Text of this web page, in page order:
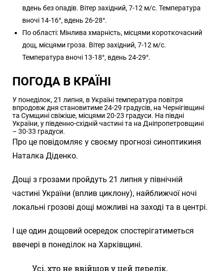
вдень без опадів. Вітер західний, 7-12 м/с. Температура
вночі 14-16°, вдень 26-28°.
По області: Мінлива хмарність, місцями короткочасний
дощ, місцями гроза. Вітер західний, 7-12 м/с.
Температура вночі 13-18°, вдень 24-29°.
ПОГОДА В КРАЇНІ
У понеділок, 21 липня, в Україні температура повітря
впродовж дня становитиме 24-29 градусів, на Чернігівщині
та Сумщині свіжіше, місцями 20-23 градуси. На півдні
України, у південно-східній частині та на Дніпропетровщині
– 30-33 градуси.
Про це повідомляє у своєму прогнозі синоптикиня
Наталка Діденко.
Дощі з грозами пройдуть 21 липня у північній
частині України (вплив циклону), найближчої ночі
локальні грозові дощі можливі на заході та в центрі.
І ще один дощовий осередок спостерігатиметься
ввечері в понеділок на Харківщині.
Усі, хто не ввійшов у цей перелік,